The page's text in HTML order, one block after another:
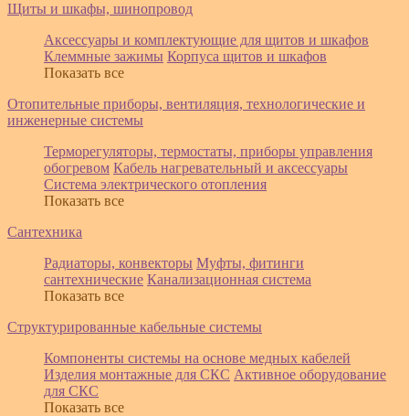
Щиты и шкафы, шинопровод
Аксессуары и комплектующие для щитов и шкафов
Клеммные зажимы Корпуса щитов и шкафов
Показать все
Отопительные приборы, вентиляция, технологические и
инженерные системы
Терморегуляторы, термостаты, приборы управления
обогревом Кабель нагревательный и аксессуары
Система электрического отопления
Показать все
Сантехника
Радиаторы, конвекторы Муфты, фитинги
сантехнические Канализационная система
Показать все
Структурированные кабельные системы
Компоненты системы на основе медных кабелей
Изделия монтажные для СКС Активное оборудование
для СКС
Показать все